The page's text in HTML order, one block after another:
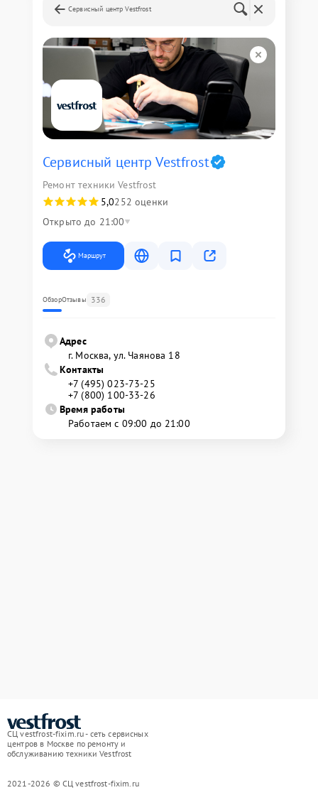
Сервисный центр Vestfrost
Сервисный центр Vestfrost
Ремонт техники Vestfrost
5,0252 оценки
Открыто до 21:00
Маршрут
ОбзорОтзывы 336
Адрес
г. Москва, ул. Чаянова 18
Контакты
+7 (495) 023-73-25
+7 (800) 100-33-26
Время работы
Работаем с 09:00 до 21:00
СЦ vestfrost-fixim.ru - сеть сервисных
центров в Москве по ремонту и
обслуживанию техники Vestfrost
2021-2026 © СЦ vestfrost-fixim.ru